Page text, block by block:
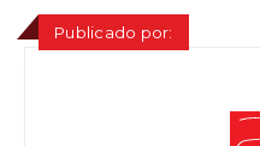
Publicado por: